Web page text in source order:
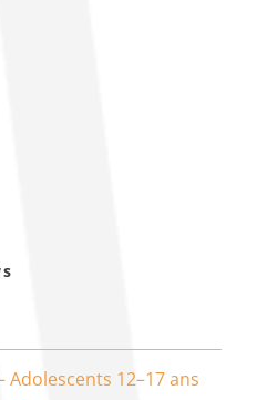
Adolescents 12–17 ans